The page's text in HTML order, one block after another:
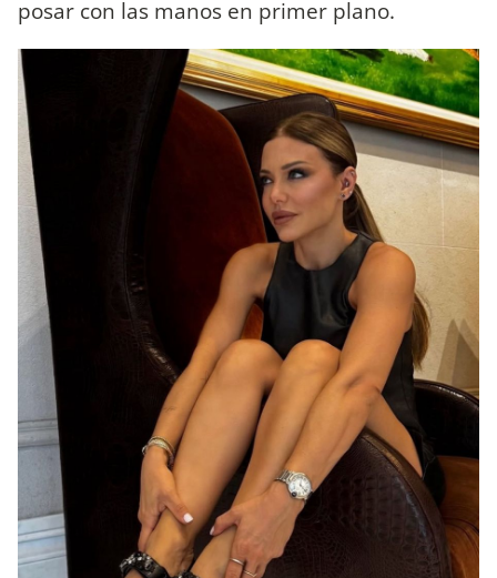
posar con las manos en primer plano.